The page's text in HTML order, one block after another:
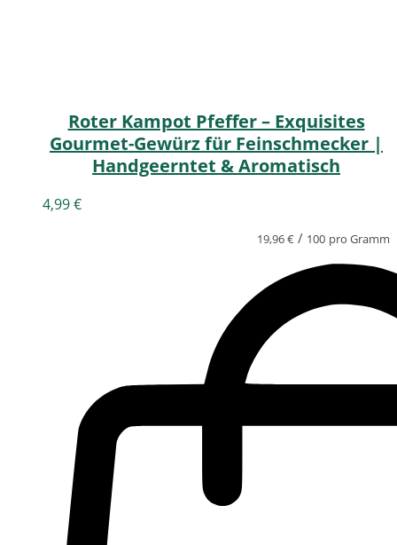
Roter Kampot Pfeffer – Exquisites
Gourmet-Gewürz für Feinschmecker |
Handgeerntet & Aromatisch
4,99€
19,96€ / 100 pro Gramm